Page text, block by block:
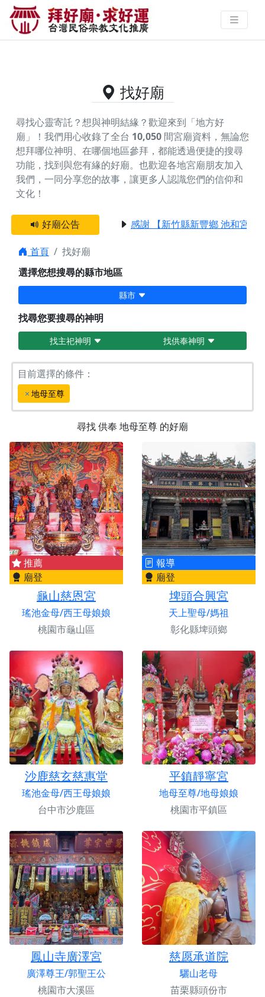
供奉地母至尊的好廟資料｜拜好廟
求好運 找到與您有緣的信仰
找好廟
尋找心靈寄託？想與神明結緣？歡迎來到「地方好
廟」！我們用心收錄了全台 10,050 間宮廟資料，無論您
想拜哪位神明、在哪個地區參拜，都能透過便捷的搜尋
功能，找到與您有緣的好廟。 也歡迎各地宮廟朋友加入
我們，一同分享您的故事，讓更多人認識您們的信仰和
文化！
好廟公告 感謝 【新竹縣新豐鄉 池和宮】 贊
首頁
找好廟
選擇您想搜尋的縣市地區
縣市
找尋您要搜尋的神明
找主祀神明 找供奉神明
目前選擇的條件：
地母至尊
尋找供奉 地母至尊 的好廟
推薦
廟登
龜山慈恩宮
瑤池金母/西王母娘娘
桃園市龜山區
報導
廟登
埤頭合興宮
天上聖母/媽祖
彰化縣埤頭鄉
沙鹿慈玄慈惠堂
瑤池金母/西王母娘娘
台中市沙鹿區
平鎮靜寧宮
地母至尊/地母娘娘
桃園市平鎮區
鳳山寺廣澤宮
廣澤尊王/郭聖王公
桃園市大溪區
慈愿承道院
驪山老母
苗栗縣頭份市